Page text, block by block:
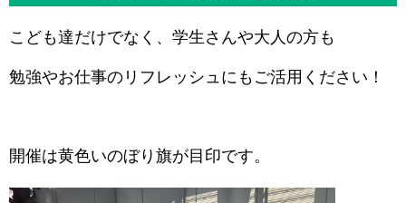
こども達だけでなく、学生さんや大人の方も
勉強やお仕事のリフレッシュにもご活用ください！
開催は黄色いのぼり旗が目印です。